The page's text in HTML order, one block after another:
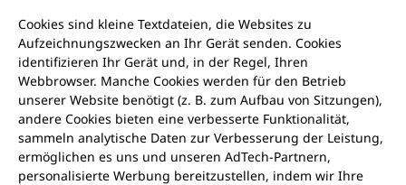
Cookies sind kleine Textdateien, die Websites zu
Aufzeichnungszwecken an Ihr Gerät senden. Cookies
identifizieren Ihr Gerät und, in der Regel, Ihren
Webbrowser. Manche Cookies werden für den Betrieb
unserer Website benötigt (z. B. zum Aufbau von Sitzungen),
andere Cookies bieten eine verbesserte Funktionalität,
sammeln analytische Daten zur Verbesserung der Leistung,
ermöglichen es uns und unseren AdTech-Partnern,
personalisierte Werbung bereitzustellen, indem wir Ihre